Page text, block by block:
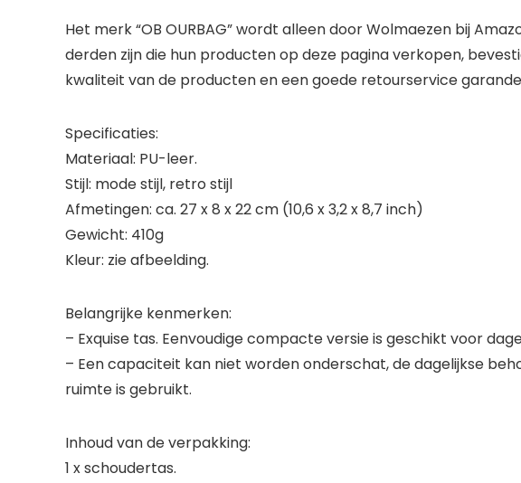
Het merk “OB OURBAG” wordt alleen door Wolmaezen bij
derden zijn die hun producten op deze pagina verkopen,
kwaliteit van de producten en een goede retourservice
Specificaties:
Materiaal: PU-leer.
Stijl: mode stijl, retro stijl
Afmetingen: ca. 27 x 8 x 22 cm (10,6 x 3,2 x 8,7 inch)
Gewicht: 410g
Kleur: zie afbeelding.
Belangrijke kenmerken:
– Exquise tas. Eenvoudige compacte versie is geschikt voor
– Een capaciteit kan niet worden onderschat, de dagelijkse
ruimte is gebruikt.
Inhoud van de verpakking:
1 x schoudertas.